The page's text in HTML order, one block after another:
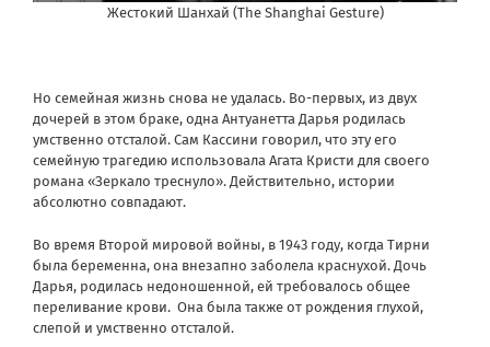
Жестокий Шанхай (The Shanghai Gesture)
Но семейная жизнь снова не удалась. Во-первых, из двух
дочерей в этом браке, одна Антуанетта Дарья родилась
умственно отсталой. Сам Кассини говорил, что эту его
семейную трагедию использовала Агата Кристи для своего
романа «Зеркало треснуло». Действительно, истории
абсолютно совпадают.
Во время Второй мировой войны, в 1943 году, когда Тирни
была беременна, она внезапно заболела краснухой. Дочь
Дарья, родилась недоношенной, ей требовалось общее
переливание крови. Она была также от рождения глухой,
слепой и умственно отсталой.